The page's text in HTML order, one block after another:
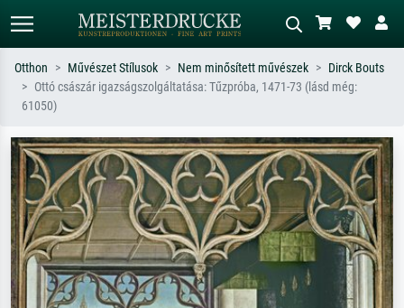
szerint – pl. Monet, Csillagos éj,
impresszionizmus, Hokusai-hullám,
akt.
piros absztrakt, sötét olajkép, álló akt
egy fa mellett.
Otthon Művészet Stílusok Nem minősített művészek
Dirck Bouts
Ottó császár igazságszolgáltatása: Tűzpróba, 1471-73 (lásd még:
61050)